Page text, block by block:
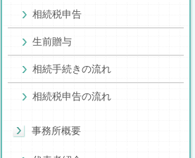
相続税申告
生前贈与
相続手続きの流れ
相続税申告の流れ
事務所概要